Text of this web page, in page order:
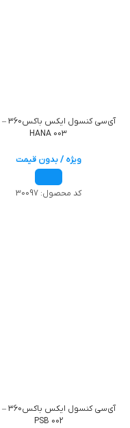
HANA 003
ویژه / بدون قیمت
کد محصول:30097
PSB 002